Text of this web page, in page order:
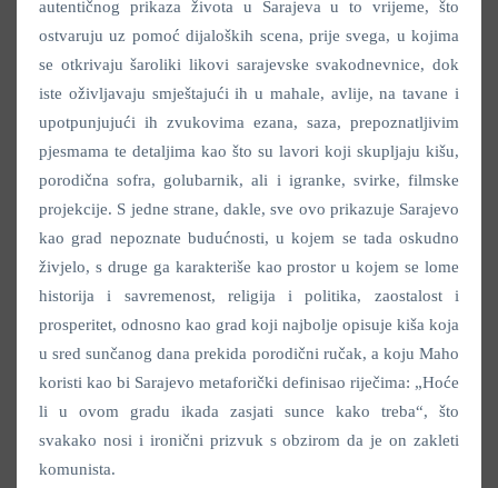
autentičnog prikaza života u Sarajeva u to vrijeme, što
ostvaruju uz pomoć dijaloških scena, prije svega, u kojima
se otkrivaju šaroliki likovi sarajevske svakodnevnice, dok
iste oživljavaju smještajući ih u mahale, avlije, na tavane i
upotpunjujući ih zvukovima ezana, saza, prepoznatljivim
pjesmama te detaljima kao što su lavori koji skupljaju kišu,
porodična sofra, golubarnik, ali i igranke, svirke, filmske
projekcije. S jedne strane, dakle, sve ovo prikazuje Sarajevo
kao grad nepoznate budućnosti, u kojem se tada oskudno
živjelo, s druge ga karakteriše kao prostor u kojem se lome
historija i savremenost, religija i politika, zaostalost i
prosperitet, odnosno kao grad koji najbolje opisuje kiša koja
u sred sunčanog dana prekida porodični ručak, a koju Maho
koristi kao bi Sarajevo metaforički definisao riječima: „Hoće
li u ovom gradu ikada zasjati sunce kako treba“, što
svakako nosi i ironični prizvuk s obzirom da je on zakleti
komunista.